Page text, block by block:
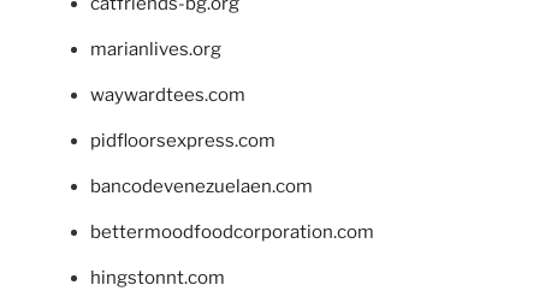
marianlives.org
waywardtees.com
pidfloorsexpress.com
bancodevenezuelaen.com
bettermoodfoodcorporation.com
hingstonnt.com